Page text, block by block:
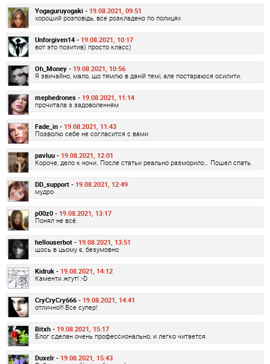
Yogaguruyogaki - 19.08.2021, 09:51
хороший розповідь, все розкладено по полицях
Unforgiven14 - 19.08.2021, 10:17
вот это позитив) просто класс)
Oh_Money - 19.08.2021, 10:56
Я звичайно, мало, що тямлю в даній темі, але постараюся осилити.
mephedrones - 19.08.2021, 11:14
прочитала з задоволенням
Fade_in - 19.08.2021, 11:43
Позволю себе не согласится с вами
pavluu - 19.08.2021, 12:01
Короче, дело к ночи. После статьи реально разморило… Пошел спать.
DD_support - 19.08.2021, 12:49
мудро
p00z0 - 19.08.2021, 13:17
Понял не всё.
hellouserbot - 19.08.2021, 13:51
щось в цьому є, безумовно
Kidruk - 19.08.2021, 14:12
Каменти жгут! :-D
CryCryCry666 - 19.08.2021, 14:41
отлично!!! Все супер!
Bitxh - 19.08.2021, 15:17
Блог сделан очень профессионально, и легко читается
Duxelr - 19.08.2021, 15:43